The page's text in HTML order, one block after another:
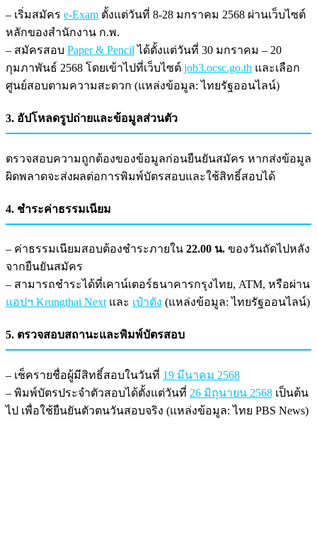
– เริ่มสมัคร e-Exam ตั้งแต่วันที่ 8-28 มกราคม 2568 ผ่านเว็บไซต์
หลักของสำนักงาน ก.พ.
– สมัครสอบ Paper & Pencil ได้ตั้งแต่วันที่ 30 มกราคม – 20
กุมภาพันธ์ 2568 โดยเข้าไปที่เว็บไซต์ job3.ocsc.go.th และเลือก
ศูนย์สอบตามความสะดวก (แหล่งข้อมูล: ไทยรัฐออนไลน์)
3. อัปโหลดรูปถ่ายและข้อมูลส่วนตัว
ตรวจสอบความถูกต้องของข้อมูลก่อนยืนยันสมัคร หากส่งข้อมูล
ผิดพลาดจะส่งผลต่อการพิมพ์บัตรสอบและใช้สิทธิ์สอบได้
4. ชำระค่าธรรมเนียม
– ค่าธรรมเนียมสอบต้องชำระภายใน 22.00 น. ของวันถัดไปหลัง
จากยืนยันสมัคร
– สามารถชำระได้ที่เคาน์เตอร์ธนาคารกรุงไทย, ATM, หรือผ่าน
แอปฯ Krungthai Next และ เป๋าตัง (แหล่งข้อมูล: ไทยรัฐออนไลน์)
5. ตรวจสอบสถานะและพิมพ์บัตรสอบ
– เช็ครายชื่อผู้มีสิทธิ์สอบในวันที่ 19 มีนาคม 2568
– พิมพ์บัตรประจำตัวสอบได้ตั้งแต่วันที่ 26 มิถุนายน 2568 เป็นต้น
ไป เพื่อใช้ยืนยันตัวตนวันสอบจริง (แหล่งข้อมูล: ไทย PBS News)